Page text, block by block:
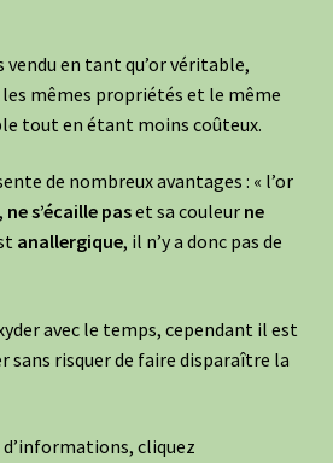
vendu en tant qu’or véritable,
mêmes propriétés et le même
tout en étant moins coûteux.
de nombreux avantages : « l’or
ne s’écaille paset sa couleur ne
anallergique, il n’y a donc pas de
avec le temps, cependant il est
sans risquer de faire disparaître la
cliquez